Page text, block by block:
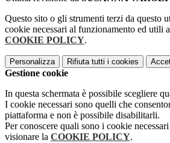
Questo sito o gli strumenti terzi da questo
cookie necessari al funzionamento ed utili
COOKIE POLICY.
Personalizza Rifiuta tutti i cookies
Gestione cookie
In questa schermata è possibile scegliere
I cookie necessari sono quelli che
piattaforma e non è possibile disabilitarli.
Per conoscere quali sono i cookie
visionare la COOKIE POLICY.